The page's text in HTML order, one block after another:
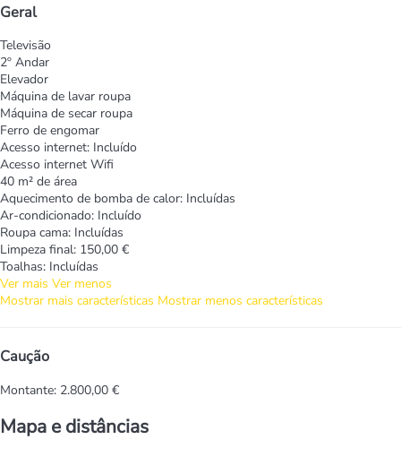
Geral
Televisão
2º Andar
Elevador
Máquina de lavar roupa
Máquina de secar roupa
Ferro de engomar
Acesso internet: Incluído
Acesso internet Wifi
40 m² de área
Aquecimento de bomba de calor: Incluídas
Ar-condicionado: Incluído
Roupa cama: Incluídas
Limpeza final: 150,00 €
Toalhas: Incluídas
Ver mais Ver menos
Mostrar mais características Mostrar menos características
Caução
Montante: 2.800,00 €
Mapa e distâncias